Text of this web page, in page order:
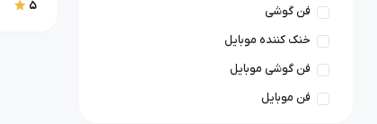
فن گوشی
خنک کننده موبایل
فن گوشی موبایل
فن موبایل
5